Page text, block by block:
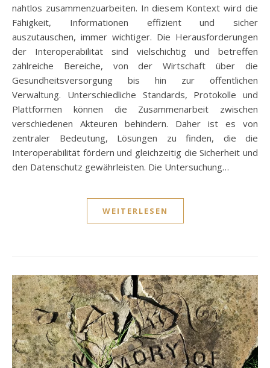
nahtlos zusammenzuarbeiten. In diesem Kontext wird die
Fähigkeit, Informationen effizient und sicher
auszutauschen, immer wichtiger. Die Herausforderungen
der Interoperabilität sind vielschichtig und betreffen
zahlreiche Bereiche, von der Wirtschaft über die
Gesundheitsversorgung bis hin zur öffentlichen
Verwaltung. Unterschiedliche Standards, Protokolle und
Plattformen können die Zusammenarbeit zwischen
verschiedenen Akteuren behindern. Daher ist es von
zentraler Bedeutung, Lösungen zu finden, die die
Interoperabilität fördern und gleichzeitig die Sicherheit und
den Datenschutz gewährleisten. Die Untersuchung…
WEITERLESEN